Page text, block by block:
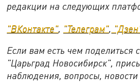
редакции на следующих
"ВКонтакте", "Телеграм",
Если вам есть чем поделиться
"Царьград Новосибирск",
наблюдения, вопросы,